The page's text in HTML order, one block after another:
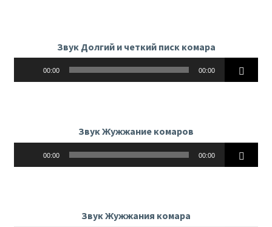
Звук Долгий и четкий писк комара
00:00 00:00
Звук Жужжание комаров
00:00 00:00
Звук Жужжания комара